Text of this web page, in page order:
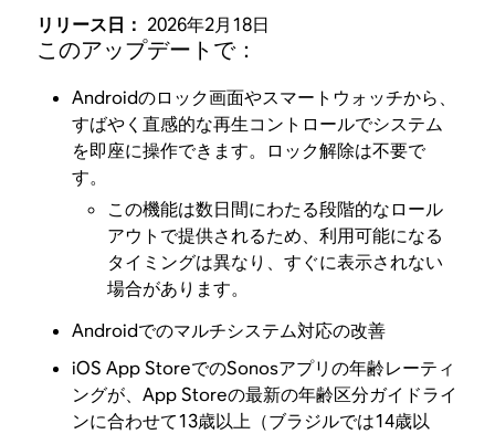
リリース日： 2026年2月18日
このアップデートで：
Androidのロック画面やスマートウォッチから、
すばやく直感的な再生コントロールでシステム
を即座に操作できます。ロック解除は不要で
す。
この機能は数日間にわたる段階的なロール
アウトで提供されるため、利用可能になる
タイミングは異なり、すぐに表示されない
場合があります。
Androidでのマルチシステム対応の改善
iOS App StoreでのSonosアプリの年齢レーティ
ングが、App Storeの最新の年齢区分ガイドライ
ンに合わせて13歳以上（ブラジルでは14歳以